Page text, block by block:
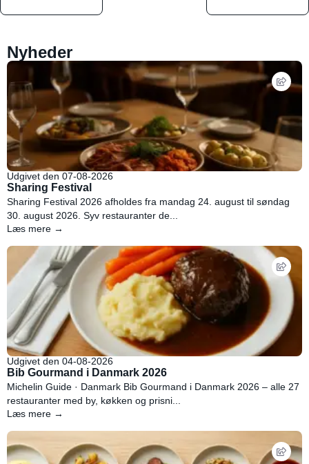
Nyheder
Udgivet den 07-08-2026
Sharing Festival
Sharing Festival 2026 afholdes fra mandag 24. august til søndag
30. august 2026. Syv restauranter de...
Læs mere →
Udgivet den 04-08-2026
Bib Gourmand i Danmark 2026
Michelin Guide · Danmark Bib Gourmand i Danmark 2026 – alle 27
restauranter med by, køkken og prisni...
Læs mere →